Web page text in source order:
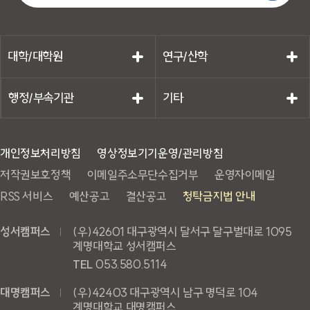
대학/대학원 연구/산학
행정/부속기관 기타
개인정보처리방침
영상정보기기운영/관리방침
저작권보호정책
이메일주소무단수집거부
운영자이메일
RSS 서비스
예산공고 결산공고 청탁금지법 안내
성서캠퍼스
(우)42601 대구광역시 달서구 달구벌대로 1095
계명대학교 성서캠퍼스
TEL053.580.5114
대명캠퍼스
(우)42403 대구광역시 남구 명덕로 104
계명대학교 대명캠퍼스